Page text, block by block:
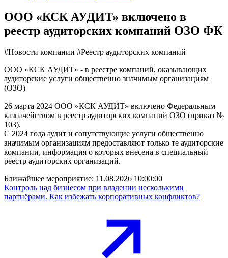
ООО «КСК АУДИТ» включено в
реестр аудиторских компаний ОЗО ФК
#Новости компании #Реестр аудиторских компаний
ООО «КСК АУДИТ» - в реестре компаний, оказывающих
аудиторские услуги общественно значимым организациям
(ОЗО)
26 марта 2024 ООО «КСК АУДИТ» включено Федеральным
казначейством в реестр аудиторских компаний ОЗО (приказ №
103).
С 2024 года аудит и сопутствующие услуги общественно
значимым организациям предоставляют только те аудиторские
компании, информация о которых внесена в специальный
реестр аудиторских организаций.
Ближайшее мероприятие: 11.08.2026 10:00:00
Контроль над бизнесом при владении несколькими
партнёрами. Как избежать корпоративных конфликтов?